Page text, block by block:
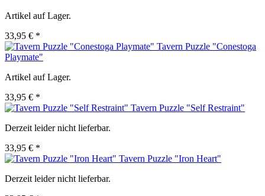
Artikel auf Lager.
33,95 € *
Tavern Puzzle "Conestoga
Playmate"
Artikel auf Lager.
33,95 € *
Tavern Puzzle "Self Restraint"
Derzeit leider nicht lieferbar.
33,95 € *
Tavern Puzzle "Iron Heart"
Derzeit leider nicht lieferbar.